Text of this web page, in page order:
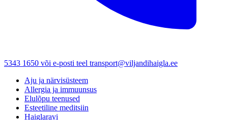
5343 1650 või e-posti teel transport@viljandihaigla.ee
Aju ja närvisüsteem
Allergia ja immuunsus
Elulõpu teenused
Esteetiline meditsiin
Haiglaravi